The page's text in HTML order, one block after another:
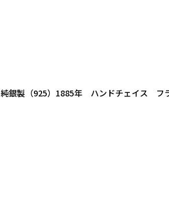
純銀製（925）1885年 ハンドチェイス フ